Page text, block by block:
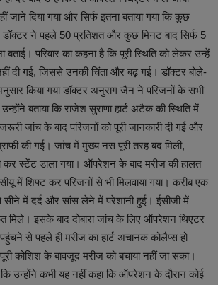
जाने दिया गया और सिर्फ इतना बताया गया कि कुछ
ने पहले 50 प्रतिशत और कुछ मिनट बाद सिर्फ 5
बताई। परिवार का कहना है कि पूरी स्थिति को लेकर उन्हें
दी गई, जिससे उनकी चिंता और बढ़ गई। डॉक्टर बोले-
किया गया डॉक्टर अनुराग जैन ने परिजनों के सभी
बताया कि राजेश सुराणा हार्ट अटैक की स्थिति में
जांच के बाद परिजनों को पूरी जानकारी दी गई और
की गई। जांच में मुख्य नस पूरी तरह बंद मिली,
कर स्टेंट डाला गया। ऑपरेशन के बाद मरीज की हालत
में शिफ्ट कर परिजनों से भी मिलवाया गया। करीब एक
सीने में दर्द और सांस लेने में परेशानी हुई। ईसीजी में
मिले। इसके बाद दोबारा जांच के लिए ऑपरेशन थिएटर
से पहले ही मरीज का हार्ट अचानक कोलैप्स हो
कोशिश के बावजूद मरीज को बचाया नहीं जा सका।
कि उन्होंने कभी यह नहीं कहा कि ऑपरेशन के दौरान कोई